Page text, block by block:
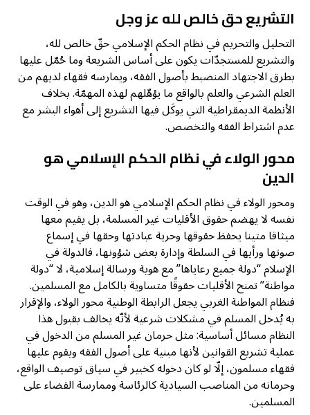
التشريع حق خالص لله عز وجل
التحليل والتحريم في نظام الحكم الإسلامي حقّ خالص لله،
والتشريع للمستجدّات يكون على أساس الشريعة وما حُمّل عليها
بطرق الاجتهاد المنضبط بأصول الفقه، ويمارسه فقهاء لديهم من
العلم الشرعي والعلم بالواقع ما يؤهّلهم لهذه المهمّة. بخلاف
الأنظمة الديمقراطية التي يوكَل فيها التشريع إلى أهواء البشر مع
عدم اشتراط الفقه والتخصص.
محور الولاء في نظام الحكم الإسلامي هو
الدين
ومحور الولاء في نظام الحكم الإسلامي هو الدين، وهو في الوقت
نفسه لا يهضم حقوق الأقليات غير المسلمة، بل يقيم معها
ميثاقا متينا يحفظ حقوقها وحرية عبادتها وحقها في إسماع
صوتها ورأيها في السلطة وإدارة بعض شؤونها، فالدولة في
الإسلام “دولة جميع رعاياها” مع هوية ورسالة إسلامية، لا “دولة
مواطنة” تمنح الأقليات حقوقًا متساوية بالكامل مع المسلمين.
فنظام المواطنة الغربي يجعل الرابطة الوطنية محور الولاء، والإقرار
به يُدخل المسلم في مشكلات شرعية لأنّه يخالف بقبول هذا
النظام مسائل أساسية: مثل حرمان غير المسلم من الدخول في
عملية تشريع القوانين لأنها مبنية على أصول الفقه ويقوم عليها
فقهاء مسلمون، إلّا لو كان دخوله كخبير في سياق توصيف الواقع،
وحرمانه من المناصب السيادية كالرئاسة وممارسة القضاء على
المسلمين.